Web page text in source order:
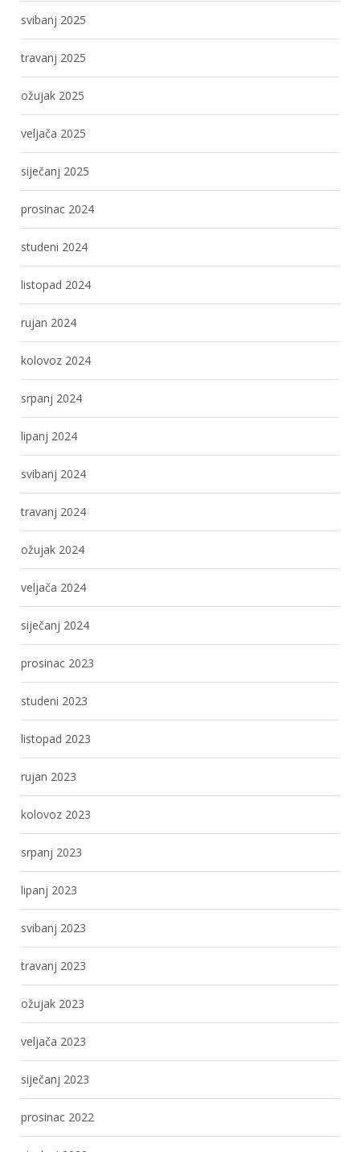
svibanj 2025
travanj 2025
ožujak 2025
veljača 2025
siječanj 2025
prosinac 2024
studeni 2024
listopad 2024
rujan 2024
kolovoz 2024
srpanj 2024
lipanj 2024
svibanj 2024
travanj 2024
ožujak 2024
veljača 2024
siječanj 2024
prosinac 2023
studeni 2023
listopad 2023
rujan 2023
kolovoz 2023
srpanj 2023
lipanj 2023
svibanj 2023
travanj 2023
ožujak 2023
veljača 2023
siječanj 2023
prosinac 2022